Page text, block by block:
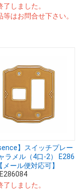
了しました。
等はお問合せ下さい。
】スイッチプレー
ラメル（4口-2） E286
メール便対応可】
E286084
了しました。